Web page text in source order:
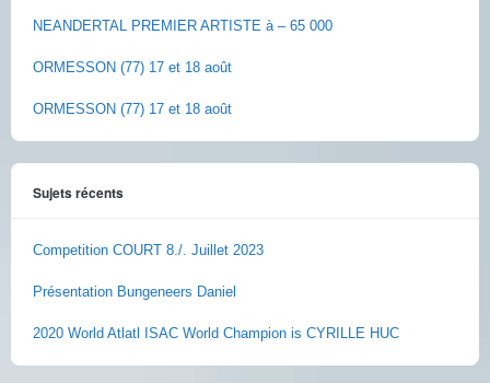
NEANDERTAL PREMIER ARTISTE à – 65 000
ORMESSON (77) 17 et 18 août
ORMESSON (77) 17 et 18 août
Sujets récents
Competition COURT 8./. Juillet 2023
Présentation Bungeneers Daniel
2020 World Atlatl ISAC World Champion is CYRILLE HUC